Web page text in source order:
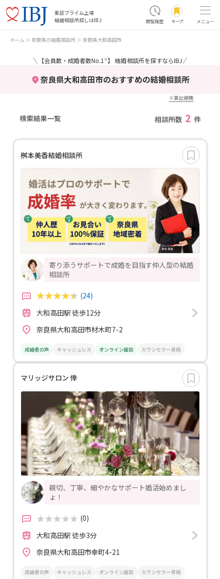
東証プライム上場
結婚相談所探しはIBJ
閲覧履歴 キープ メニュー
ホーム 奈良県の結婚相談所 奈良県大和高田市
＼ 【会員数・成婚者数No.1 ※】 結婚相談所を探すならIBJ／
奈良県大和高田市のおすすめの結婚相談所
※算出根拠
検索結果一覧 相談所数 2 件
桝本美香結婚相談所
寄り添うサポートで成婚を目指す仲人型の結婚
相談所
(24)
大和高田駅 徒歩12分
奈良県大和高田市材木町7-2
成婚者の声 キャッシュレス オンライン面談 カウンセラー資格
マリッジサロン 倖
親切、丁寧、細やかなサポート婚活始めまし
ょ！
(0)
大和高田駅 徒歩3分
奈良県大和高田市幸町4-21
成婚者の声 キャッシュレス オンライン面談 カウンセラー資格